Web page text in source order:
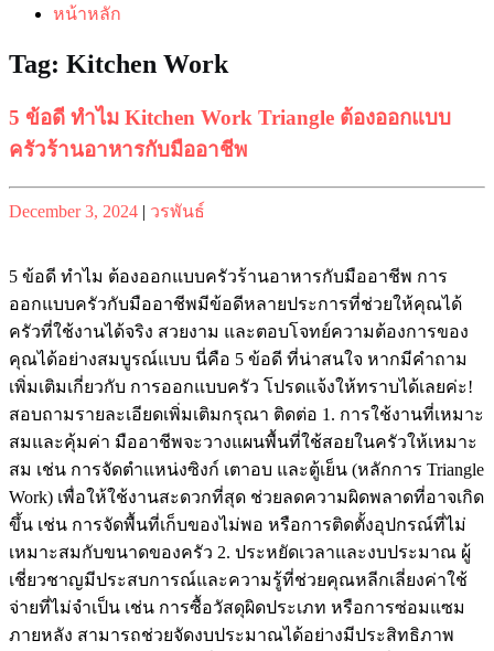
หน้าหลัก
Tag: Kitchen Work
5 ข้อดี ทำไม Kitchen Work Triangle ต้องออกแบบ
ครัวร้านอาหารกับมืออาชีพ
Posted
December 3, 2024 | Posted
วรพันธ์
5 ข้อดี ทำไม ต้องออกแบบครัวร้านอาหารกับมืออาชีพ การ
ออกแบบครัวกับมืออาชีพมีข้อดีหลายประการที่ช่วยให้คุณได้
ครัวที่ใช้งานได้จริง สวยงาม และตอบโจทย์ความต้องการของ
คุณได้อย่างสมบูรณ์แบบ นี่คือ 5 ข้อดี ที่น่าสนใจ หากมีคำถาม
เพิ่มเติมเกี่ยวกับ การออกแบบครัว โปรดแจ้งให้ทราบได้เลยค่ะ!
สอบถามรายละเอียดเพิ่มเติมกรุณา ติดต่อ 1. การใช้งานที่เหมาะ
สมและคุ้มค่า มืออาชีพจะวางแผนพื้นที่ใช้สอยในครัวให้เหมาะ
สม เช่น การจัดตำแหน่งซิงก์ เตาอบ และตู้เย็น (หลักการ Triangle
Work) เพื่อให้ใช้งานสะดวกที่สุด ช่วยลดความผิดพลาดที่อาจเกิด
ขึ้น เช่น การจัดพื้นที่เก็บของไม่พอ หรือการติดตั้งอุปกรณ์ที่ไม่
เหมาะสมกับขนาดของครัว 2. ประหยัดเวลาและงบประมาณ ผู้
เชี่ยวชาญมีประสบการณ์และความรู้ที่ช่วยคุณหลีกเลี่ยงค่าใช้
จ่ายที่ไม่จำเป็น เช่น การซื้อวัสดุผิดประเภท หรือการซ่อมแซม
ภายหลัง สามารถช่วยจัดงบประมาณได้อย่างมีประสิทธิภาพ